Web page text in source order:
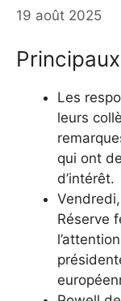
19 août 2025
Les
leurs
qui ont
d’intérêt.
Réserve